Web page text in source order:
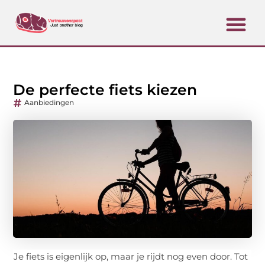
De perfecte fiets kiezen
Aanbiedingen
Je fiets is eigenlijk op, maar je rijdt nog even door. Tot